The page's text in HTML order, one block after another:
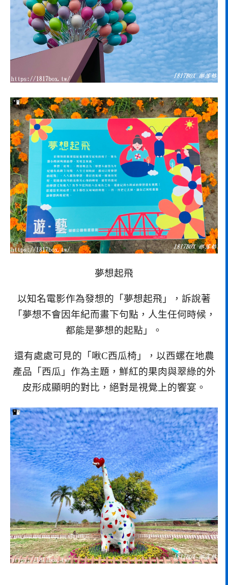
夢想起飛
以知名電影作為發想的「夢想起飛」，訴說著
「夢想不會因年紀而畫下句點，人生任何時候，
都能是夢想的起點」。
還有處處可見的「啾C西瓜椅」，以西螺在地農
產品「西瓜」作為主題，鮮紅的果肉與翠綠的外
皮形成顯明的對比，絕對是視覺上的饗宴。